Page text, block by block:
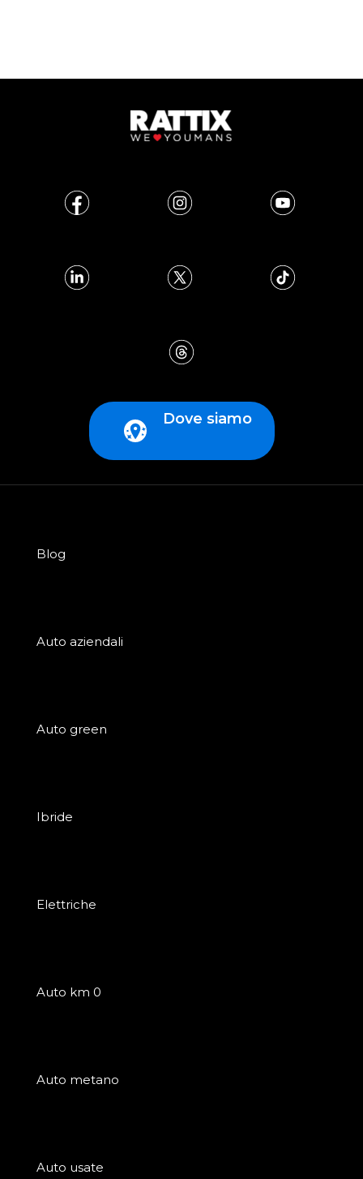
Dove siamo
Blog
Auto aziendali
Auto green
Ibride
Elettriche
Auto km 0
Auto metano
Auto usate